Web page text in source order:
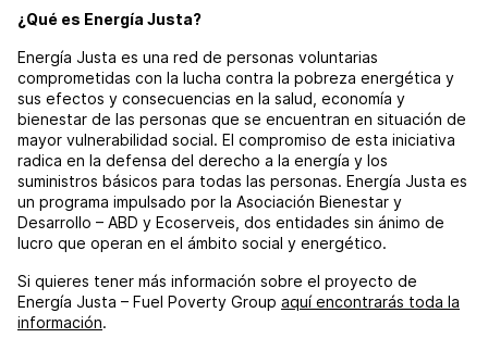
¿Qué es Energía Justa?
Energía Justa es una red de personas voluntarias
comprometidas con la lucha contra la pobreza energética y
sus efectos y consecuencias en la salud, economía y
bienestar de las personas que se encuentran en situación de
mayor vulnerabilidad social. El compromiso de esta iniciativa
radica en la defensa del derecho a la energía y los
suministros básicos para todas las personas. Energía Justa es
un programa impulsado por la Asociación Bienestar y
Desarrollo – ABD y Ecoserveis, dos entidades sin ánimo de
lucro que operan en el ámbito social y energético.
Si quieres tener más información sobre el proyecto de
Energía Justa – Fuel Poverty Group aquí encontrarás toda la
información.